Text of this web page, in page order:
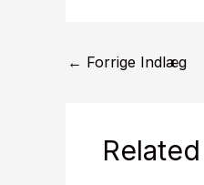
← Forrige Indlæg